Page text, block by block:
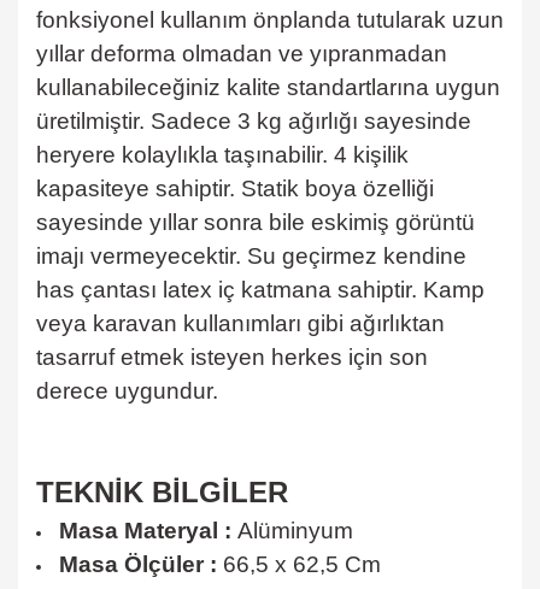
fonksiyonel kullanım önplanda tutularak uzun
yıllar deforma olmadan ve yıpranmadan
kullanabileceğiniz kalite standartlarına uygun
üretilmiştir. Sadece 3 kg ağırlığı sayesinde
heryere kolaylıkla taşınabilir. 4 kişilik
kapasiteye sahiptir. Statik boya özelliği
sayesinde yıllar sonra bile eskimiş görüntü
imajı vermeyecektir. Su geçirmez kendine
has çantası latex iç katmana sahiptir. Kamp
veya karavan kullanımları gibi ağırlıktan
tasarruf etmek isteyen herkes için son
derece uygundur.
TEKNİK BİLGİLER
Masa Materyal : Alüminyum
Masa Ölçüler : 66,5 x 62,5 Cm